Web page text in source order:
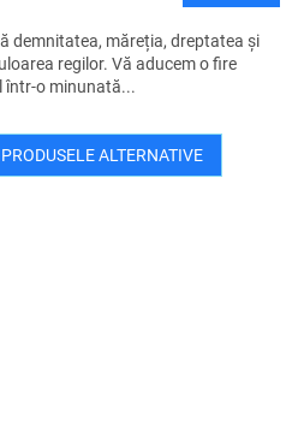
demnitatea, măreția, dreptatea și
regilor. Vă aducem o fire
într-o minunată...
ALTERNATIVE